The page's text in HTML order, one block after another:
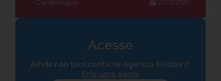
Cardiologia 25.07.2026
Acesse
Ainda não tem conta na Agência Einstein?
Crie uma agora